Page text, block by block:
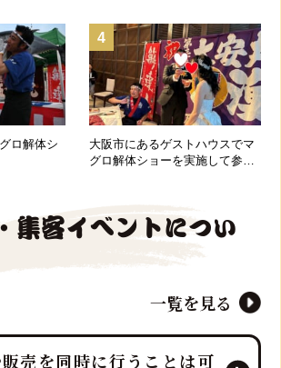
ロ解体シ
4
大阪市にあるゲストハウスでマ
グロ解体ショーを実施して参り
集客イベントについ
一覧を見る
売を同時に行うことは可